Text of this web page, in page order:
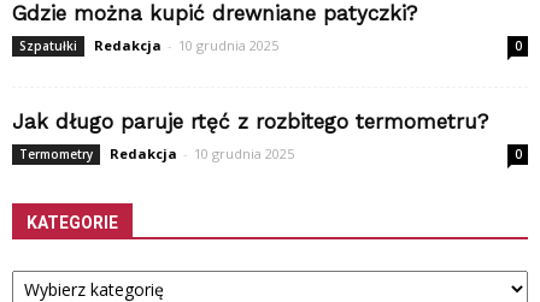
Gdzie można kupić drewniane patyczki?
Szpatułki Redakcja - 10 grudnia 2025 0
Jak długo paruje rtęć z rozbitego termometru?
Termometry Redakcja - 10 grudnia 2025 0
KATEGORIE
Kategorie